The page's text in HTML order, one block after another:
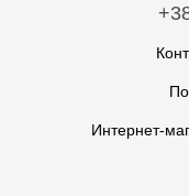
Интернет-